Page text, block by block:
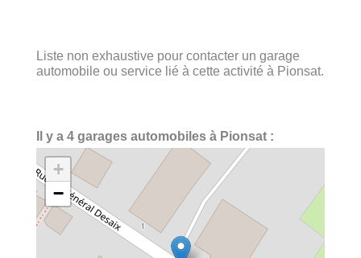
Liste non exhaustive pour contacter un garage
automobile ou service lié à cette activité à Pionsat.
Il y a 4 garages automobiles à Pionsat :
+
−